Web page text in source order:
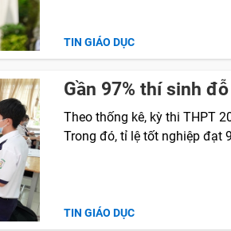
TIN GIÁO DỤC
Gần 97% thí sinh
Theo thống kê, kỳ thi THPT
Trong đó, tỉ lệ tốt nghiệp đạt
TIN GIÁO DỤC